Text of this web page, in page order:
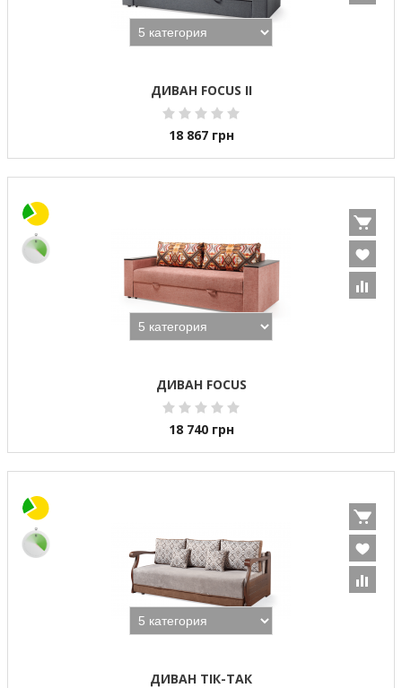
ДИВАН FOCUS II
18 867 грн
ДИВАН FOCUS
18 740 грн
ДИВАН ТІК-ТАК